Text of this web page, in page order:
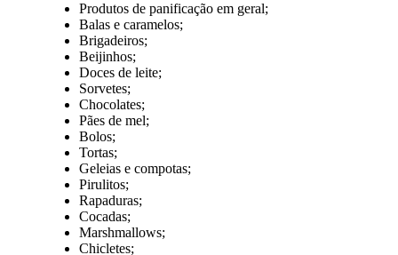
Produtos de panificação em geral;
Balas e caramelos;
Brigadeiros;
Beijinhos;
Doces de leite;
Sorvetes;
Chocolates;
Pães de mel;
Bolos;
Tortas;
Geleias e compotas;
Pirulitos;
Rapaduras;
Cocadas;
Marshmallows;
Chicletes;